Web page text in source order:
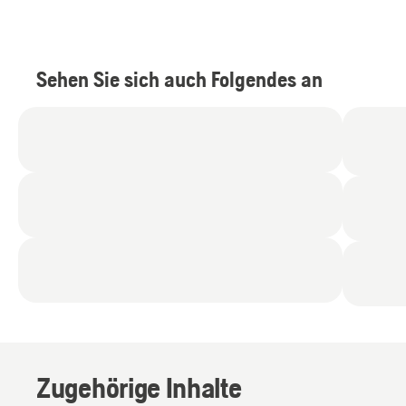
Sehen Sie sich auch Folgendes an
Zugehörige Inhalte